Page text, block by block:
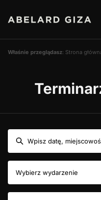
Właśnie przeglądasz: Strona